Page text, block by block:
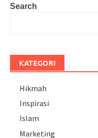
Search
KATEGORI
Hikmah
Inspirasi
Islam
Marketing